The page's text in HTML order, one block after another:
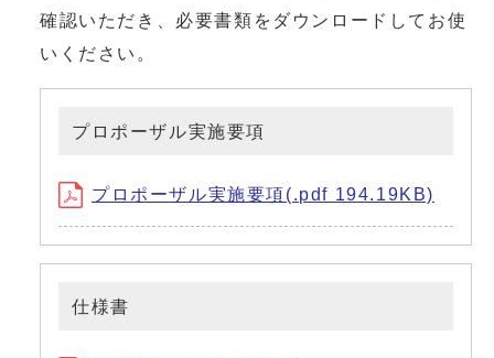
確認いただき、必要書類をダウンロードしてお使
いください。
プロポーザル実施要項
プロポーザル実施要項(.pdf 194.19KB)
仕様書